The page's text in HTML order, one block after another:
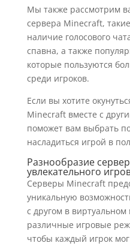
Мы также рассмотрим
сервера Minecraft,
наличие голосового
спавна, а также
которые пользуются
среди игроков.
Если вы хотите
Minecraft вместе с
поможет вам выбрать
насладиться игрой в
Разнообразие
увлекательного
Серверы Minecraft
уникальную
с другом в
различные игровые
чтобы каждый игрок